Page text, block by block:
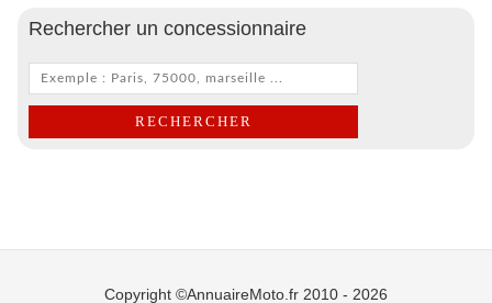
Rechercher un concessionnaire
Copyright ©AnnuaireMoto.fr 2010 - 2026